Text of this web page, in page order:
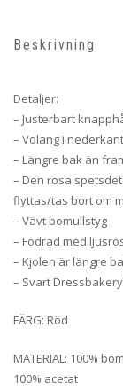
Beskrivning
Detaljer:
– Justerbart
– Volang i
– Längre bak än
– Den rosa
flyttas/tas bort om
– Vävt bomullstyg
– Fodrad med
– Kjolen är längre
– Svart
FÄRG: Röd
MATERIAL: 100%
100% acetat